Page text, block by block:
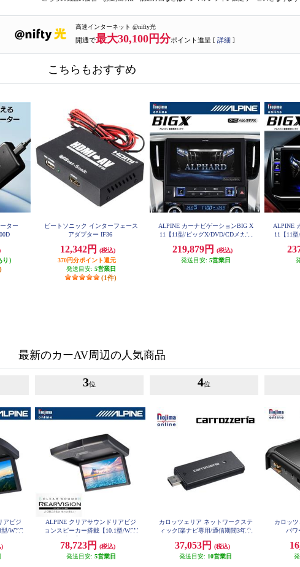
高速インターネット @nifty光
開通で最大30,100円分ポイント進呈 [ 詳細 ]
こちらもおすすめ
ター
）
ビートソニック インターフェース
アダプター IF36
12,342円
(税込)
370円分ポイント還元
発送目安: 5営業日
(1件)
ALPINE カーナビゲーションBIG X
11【11型/ビッグX/DVD/CDメカレ
（30系）専用】 EX11NX2S-AV-30
219,879円
(税込)
発送目安: 5営業日
ALPINE
11【11
（80系
最新のカーAV周辺の人気商品
アビジ
/WXG
)
3位
ALPINE クリアサウンドリアビジ
ョンスピーカー搭載【10.1型/WSV
78,723円
(税込)
発送目安: 5営業日
4位
カロッツェリア ネットワークステ
ィック[楽ナビ専用/通信期間3年分
37,053円
(税込)
発送目安: 10営業日
カロッ
パワ